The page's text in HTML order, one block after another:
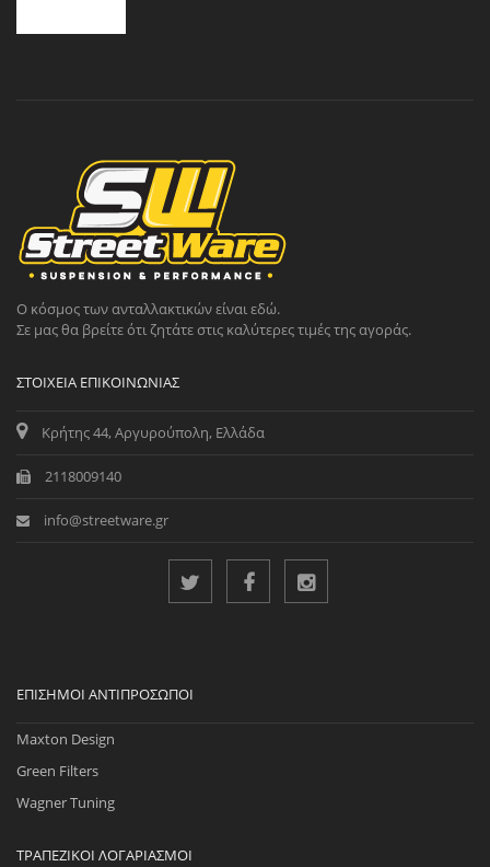
Ο κόσμος των ανταλλακτικών είναι εδώ.
Σε μας θα βρείτε ότι ζητάτε στις καλύτερες τιμές της αγοράς.
ΣΤΟΙΧΕΊΑ ΕΠΙΚΟΙΝΩΝΊΑΣ
Κρήτης 44, Αργυρούπολη, Ελλάδα
2118009140
info@streetware.gr
ΕΠΊΣΗΜΟΙ ΑΝΤΙΠΡΌΣΩΠΟΙ
Maxton Design
Green Filters
Wagner Tuning
ΤΡΑΠΕΖΙΚΟΊ ΛΟΓΑΡΙΑΣΜΟΊ